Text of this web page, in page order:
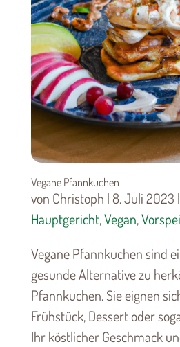
Vegane Pfannkuchen
von Christoph | 8. Juli 2023 |
Hauptgericht,Vegan,
Vegane Pfannkuchen sind
gesunde Alternative zu
Pfannkuchen. Sie eignen
Frühstück, Dessert oder
Ihr köstlicher Geschmack